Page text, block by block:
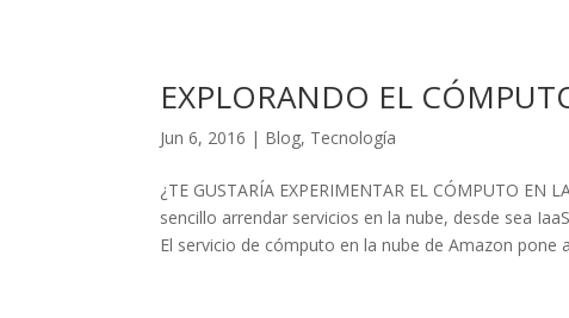
EXPLORANDO EL
Jun 6, 2016 | Blog, Tecnología
¿TE GUSTARÍA EXPERIMENTAR EL CÓMPUTO
sencillo arrendar servicios en la nube, desde sea
El servicio de cómputo en la nube de Amazon pone